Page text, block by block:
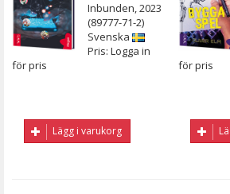
Inbunden, 2023
(89777-71-2)
Svenska
Pris: Logga in
för pris
Lägg i varukorg
för pris